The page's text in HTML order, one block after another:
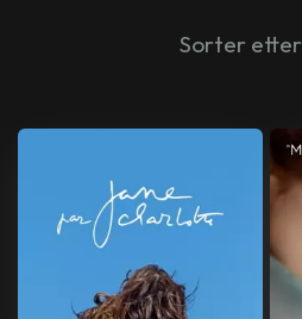
Sorter etter